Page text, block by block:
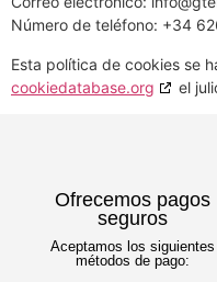
Número de teléfono: +34
Esta política de cookies se
cookiedatabase.org
el
Ofrecemos pagos
seguros
Aceptamos los siguientes
métodos de pago: